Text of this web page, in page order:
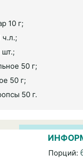
10 г;
ч.л.;
50 г;
50 г;
50 г.
Порций: